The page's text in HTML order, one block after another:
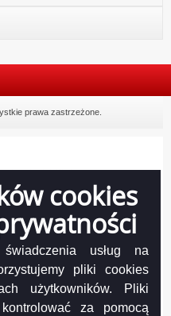
cookies
usług na
pliki cookies
użytkowników. Pliki
za pomocą
prawa zastrzeżone.